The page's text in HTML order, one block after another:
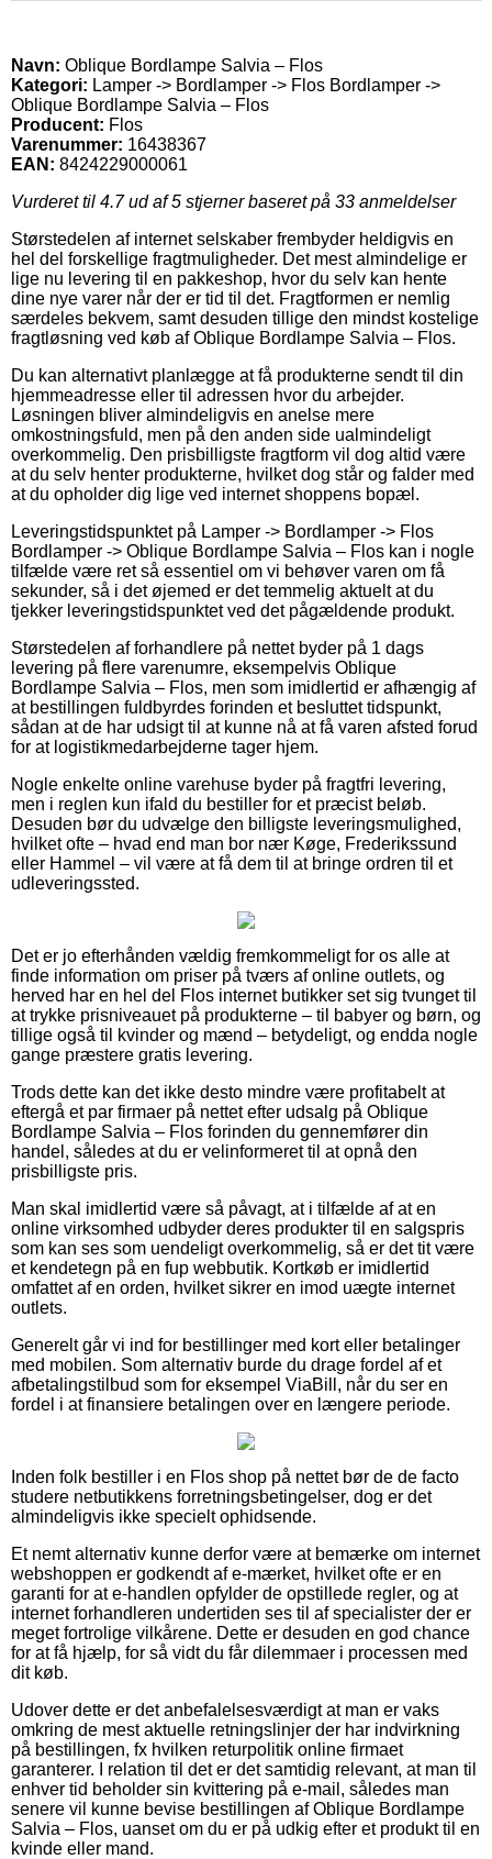
Navn: Oblique Bordlampe Salvia – Flos
Kategori: Lamper -> Bordlamper -> Flos Bordlamper ->
Oblique Bordlampe Salvia – Flos
Producent: Flos
Varenummer: 16438367
EAN: 8424229000061
Vurderet til 4.7ud af 5 stjerner baseret på 33 anmeldelser
Størstedelen af internet selskaber frembyder heldigvis en
hel del forskellige fragtmuligheder. Det mest almindelige er
lige nu levering til en pakkeshop, hvor du selv kan hente
dine nye varer når der er tid til det. Fragtformen er nemlig
særdeles bekvem, samt desuden tillige den mindst kostelige
fragtløsning ved køb af Oblique Bordlampe Salvia – Flos.
Du kan alternativt planlægge at få produkterne sendt til din
hjemmeadresse eller til adressen hvor du arbejder.
Løsningen bliver almindeligvis en anelse mere
omkostningsfuld, men på den anden side ualmindeligt
overkommelig. Den prisbilligste fragtform vil dog altid være
at du selv henter produkterne, hvilket dog står og falder med
at du opholder dig lige ved internet shoppens bopæl.
Leveringstidspunktet på Lamper -> Bordlamper -> Flos
Bordlamper -> Oblique Bordlampe Salvia – Flos kan i nogle
tilfælde være ret så essentiel om vi behøver varen om få
sekunder, så i det øjemed er det temmelig aktuelt at du
tjekker leveringstidspunktet ved det pågældende produkt.
Størstedelen af forhandlere på nettet byder på 1 dags
levering på flere varenumre, eksempelvis Oblique
Bordlampe Salvia – Flos, men som imidlertid er afhængig af
at bestillingen fuldbyrdes forinden et besluttet tidspunkt,
sådan at de har udsigt til at kunne nå at få varen afsted forud
for at logistikmedarbejderne tager hjem.
Nogle enkelte online varehuse byder på fragtfri levering,
men i reglen kun ifald du bestiller for et præcist beløb.
Desuden bør du udvælge den billigste leveringsmulighed,
hvilket ofte – hvad end man bor nær Køge, Frederikssund
eller Hammel – vil være at få dem til at bringe ordren til et
udleveringssted.
Det er jo efterhånden vældig fremkommeligt for os alle at
finde information om priser på tværs af online outlets, og
herved har en hel del Flos internet butikker set sig tvunget til
at trykke prisniveauet på produkterne – til babyer og børn, og
tillige også til kvinder og mænd – betydeligt, og endda nogle
gange præstere gratis levering.
Trods dette kan det ikke desto mindre være profitabelt at
eftergå et par firmaer på nettet efter udsalg på Oblique
Bordlampe Salvia – Flos forinden du gennemfører din
handel, således at du er velinformeret til at opnå den
prisbilligste pris.
Man skal imidlertid være så påvagt, at i tilfælde af at en
online virksomhed udbyder deres produkter til en salgspris
som kan ses som uendeligt overkommelig, så er det tit være
et kendetegn på en fup webbutik. Kortkøb er imidlertid
omfattet af en orden, hvilket sikrer en imod uægte internet
outlets.
Generelt går vi ind for bestillinger med kort eller betalinger
med mobilen. Som alternativ burde du drage fordel af et
afbetalingstilbud som for eksempel ViaBill, når du ser en
fordel i at finansiere betalingen over en længere periode.
Inden folk bestiller i en Flos shop på nettet bør de de facto
studere netbutikkens forretningsbetingelser, dog er det
almindeligvis ikke specielt ophidsende.
Et nemt alternativ kunne derfor være at bemærke om internet
webshoppen er godkendt af e-mærket, hvilket ofte er en
garanti for at e-handlen opfylder de opstillede regler, og at
internet forhandleren undertiden ses til af specialister der er
meget fortrolige vilkårene. Dette er desuden en god chance
for at få hjælp, for så vidt du får dilemmaer i processen med
dit køb.
Udover dette er det anbefalelsesværdigt at man er vaks
omkring de mest aktuelle retningslinjer der har indvirkning
på bestillingen, fx hvilken returpolitik online firmaet
garanterer. I relation til det er det samtidig relevant, at man til
enhver tid beholder sin kvittering på e-mail, således man
senere vil kunne bevise bestillingen af Oblique Bordlampe
Salvia – Flos, uanset om du er på udkig efter et produkt til en
kvinde eller mand.